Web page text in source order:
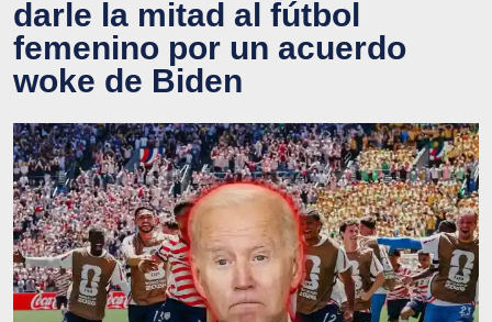
darle la mitad al fútbol
femenino por un acuerdo
woke de Biden